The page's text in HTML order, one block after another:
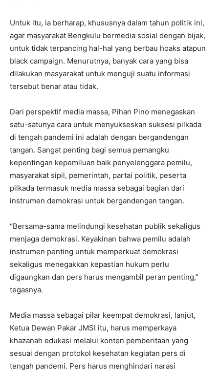
Untuk itu, ia berharap, khususnya dalam tahun politik ini,
agar masyarakat Bengkulu bermedia sosial dengan bijak,
untuk tidak terpancing hal-hal yang berbau hoaks atapun
black campaign. Menurutnya, banyak cara yang bisa
dilakukan masyarakat untuk menguji suatu informasi
tersebut benar atau tidak.
Dari perspektif media massa, Pihan Pino menegaskan
satu-satunya cara untuk menyukseskan suksesi pilkada
di tengah pandemi ini adalah dengan bergandengan
tangan. Sangat penting bagi semua pemangku
kepentingan kepemiluan baik penyelenggara pemilu,
masyarakat sipil, pemerintah, partai politik, peserta
pilkada termasuk media massa sebagai bagian dari
instrumen demokrasi untuk bergandengan tangan.
“Bersama-sama melindungi kesehatan publik sekaligus
menjaga demokrasi. Keyakinan bahwa pemilu adalah
instrumen penting untuk memperkuat demokrasi
sekaligus menegakkan kepastian hukum perlu
digaungkan dan pers harus mengambil peran penting,”
tegasnya.
Media massa sebagai pilar keempat demokrasi, lanjut,
Ketua Dewan Pakar JMSI itu, harus memperkaya
khazanah edukasi melalui konten pemberitaan yang
sesuai dengan protokol kesehatan kegiatan pers di
tengah pandemi. Pers harus menghindari narasi